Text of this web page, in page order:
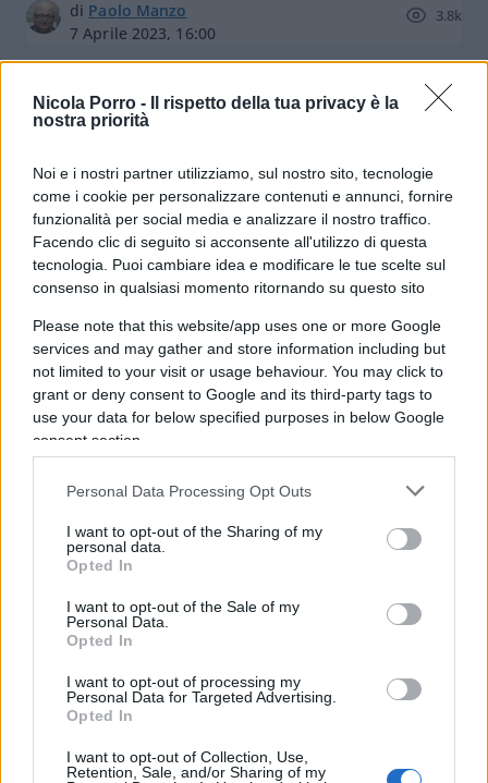
Nicola Porro -
Il rispetto della tua privacy è la
nostra priorità
Noi e i nostri partner utilizziamo, sul nostro sito, tecnologie
come i cookie per personalizzare contenuti e annunci, fornire
funzionalità per social media e analizzare il nostro traffico.
Facendo clic di seguito si acconsente all'utilizzo di questa
tecnologia. Puoi cambiare idea e modificare le tue scelte sul
consenso in qualsiasi momento ritornando su questo sito
Please note that this website/app uses one or more Google
services and may gather and store information including but
not limited to your visit or usage behaviour. You may click to
grant or deny consent to Google and its third-party tags to
use your data for below specified purposes in below Google
consent section.
Personal Data Processing Opt Outs
I want to opt-out of the Sharing of my
personal data.
Opted In
I want to opt-out of the Sale of my
Personal Data.
Opted In
I want to opt-out of processing my
Personal Data for Targeted Advertising.
Opted In
I want to opt-out of Collection, Use,
Retention, Sale, and/or Sharing of my
di Paolo Manzo
7 Aprile 2023, 16:00
3.8k
nicolaporro.it
Quando i grillini flirtavano con
Maduro
16 Giugno 2020, 19:00
nicolaporro.it